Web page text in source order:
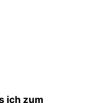
ich zum